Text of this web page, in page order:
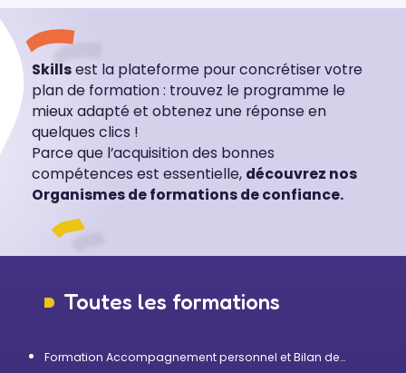
Skillsest la plateforme pour concrétiser votre
plan de formation : trouvez le programme le
mieux adapté et obtenez une réponse en
quelques clics !
Parce que l’acquisition des bonnes
compétences est essentielle, découvrez nos
Organismes de formations de confiance.
Toutes les formations
Formation Accompagnement personnel et Bilan de